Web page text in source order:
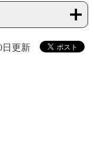
日更新